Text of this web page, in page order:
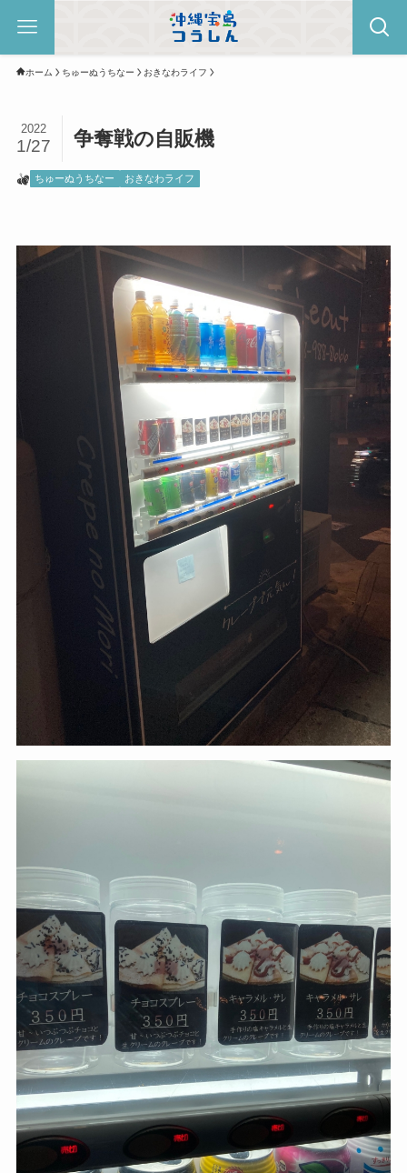
ホーム ちゅーぬうちなー おきなわライフ
争奪戦の自販機
2022
1/27
ちゅーぬうちなー おきなわライフ